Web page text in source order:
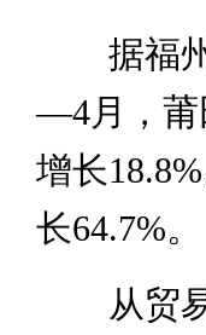
据福州
—4月，莆
增长
长64.7%。
从贸易